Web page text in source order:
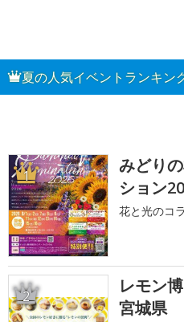
夏の人気イベントランキン
1
みどり
ション
花と光のコ
2
レモン
宮城県